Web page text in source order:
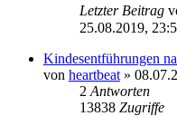
Letzter Beitrag
25.08.2019,
Kindesentführungen
von heartbeat »
2 Antworten
13838 Zugriffe